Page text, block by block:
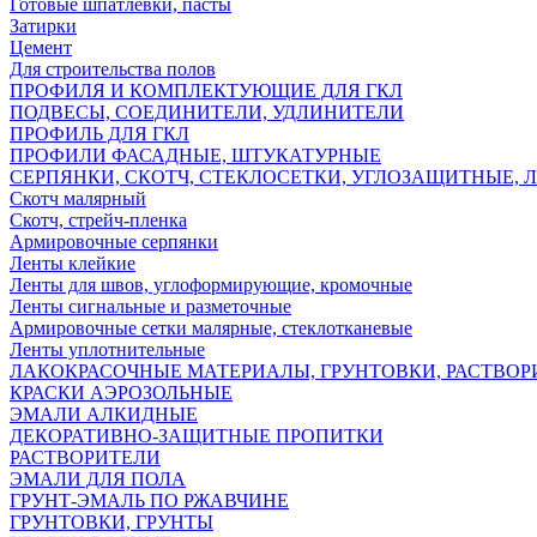
Готовые шпатлёвки, пасты
Затирки
Цемент
Для строительства полов
ПРОФИЛЯ И КОМПЛЕКТУЮЩИЕ ДЛЯ ГКЛ
ПОДВЕСЫ, СОЕДИНИТЕЛИ, УДЛИНИТЕЛИ
ПРОФИЛЬ ДЛЯ ГКЛ
ПРОФИЛИ ФАСАДНЫЕ, ШТУКАТУРНЫЕ
СЕРПЯНКИ, СКОТЧ, СТЕКЛОСЕТКИ, УГЛОЗАЩИТНЫЕ,
Скотч малярный
Скотч, стрейч-пленка
Армировочные серпянки
Ленты клейкие
Ленты для швов, углоформирующие, кромочные
Ленты сигнальные и разметочные
Армировочные сетки малярные, стеклотканевые
Ленты уплотнительные
ЛАКОКРАСОЧНЫЕ МАТЕРИАЛЫ, ГРУНТОВКИ,
КРАСКИ АЭРОЗОЛЬНЫЕ
ЭМАЛИ АЛКИДНЫЕ
ДЕКОРАТИВНО-ЗАЩИТНЫЕ ПРОПИТКИ
РАСТВОРИТЕЛИ
ЭМАЛИ ДЛЯ ПОЛА
ГРУНТ-ЭМАЛЬ ПО РЖАВЧИНЕ
ГРУНТОВКИ, ГРУНТЫ